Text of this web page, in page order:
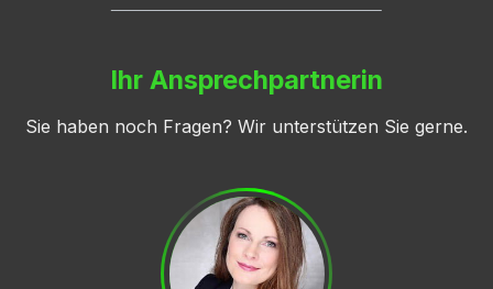
Ihr Ansprechpartnerin
Sie haben noch Fragen? Wir unterstützen Sie gerne.